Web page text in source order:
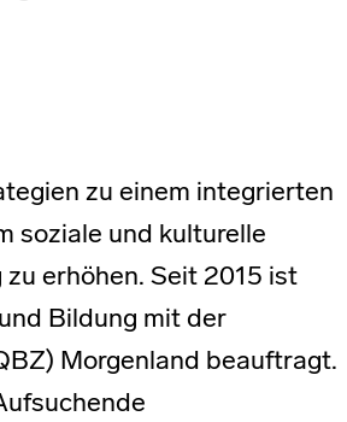
zu einem integrierten
soziale und kulturelle
erhöhen. Seit 2015 ist
Bildung mit der
Morgenland beauftragt.